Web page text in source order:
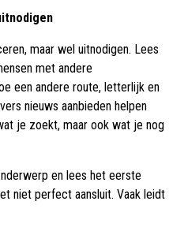
maar wel uitnodigen. Lees
met andere
een andere route, letterlijk en
nieuws aanbieden helpen
je zoekt, maar ook wat je nog
en lees het eerste
niet perfect aansluit. Vaak leidt